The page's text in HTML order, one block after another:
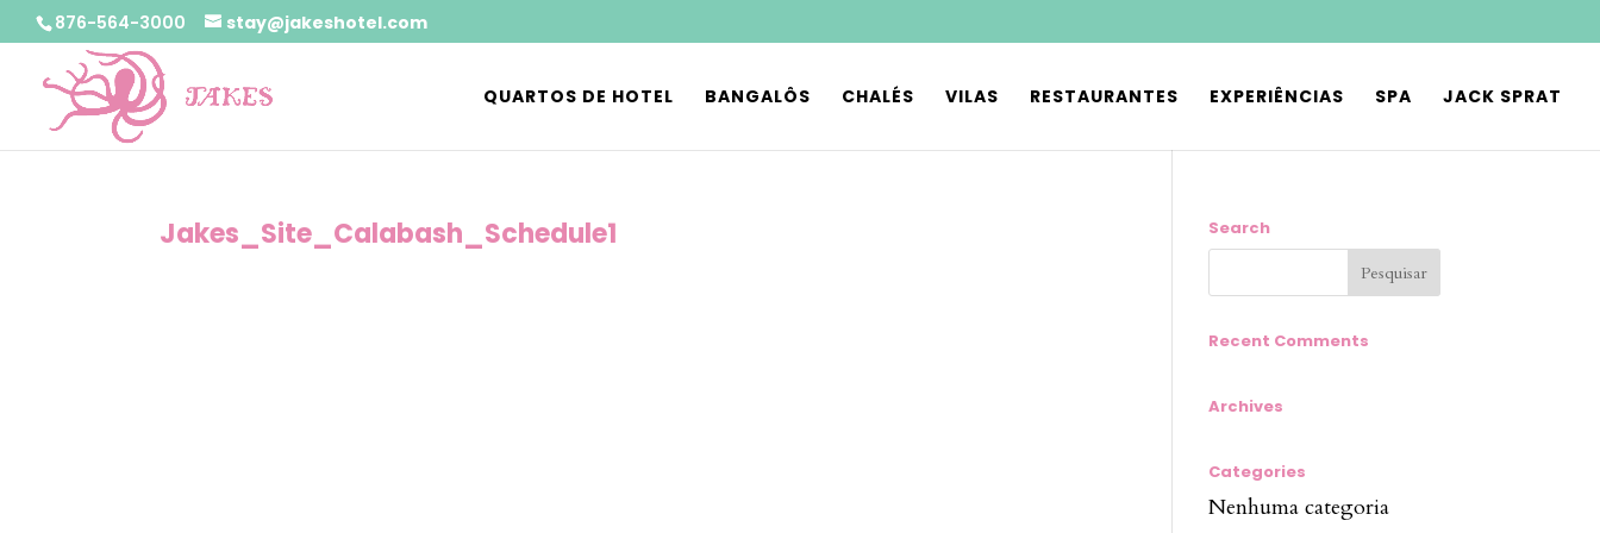
876-564-3000 stay@jakeshotel.com
QUARTOS DE HOTEL BANGALÔS CHALÉS VILAS RESTAURANTES EXPERIÊNCIAS SPA JACK SPRAT
Jakes_Site_Calabash_Schedule1 Search
Recent Comments
Archives
Categories
Nenhuma categoria